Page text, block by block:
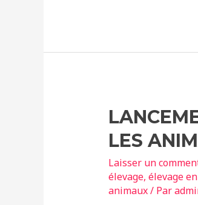
le
LES
Laisser un
élevage, élevage
animaux/ Par